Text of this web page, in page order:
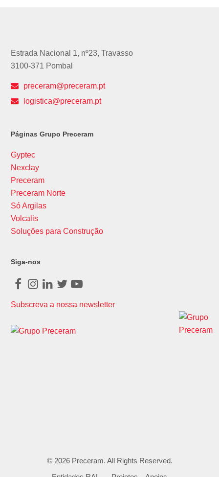
Estrada Nacional 1, nº23, Travasso
3100-371 Pombal
preceram@preceram.pt
logistica@preceram.pt
Páginas Grupo Preceram
Gyptec
Nexclay
Preceram
Preceram Norte
Só Argilas
Volcalis
Soluções para Construção
Siga-nos
Facebook
Instagram
LinkedIn
TwitterYoutube
Subscreva a nossa newsletter
© 2026 Preceram. All Rights Reserved.